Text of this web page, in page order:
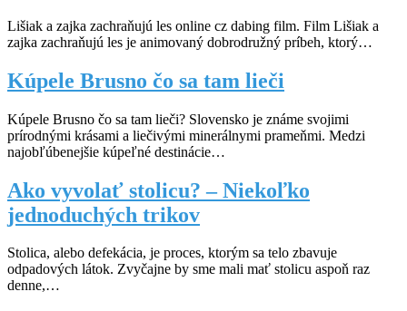
Lišiak a zajka zachraňujú les online cz dabing film. Film Lišiak a
zajka zachraňujú les je animovaný dobrodružný príbeh, ktorý…
Kúpele Brusno čo sa tam lieči
Kúpele Brusno čo sa tam lieči? Slovensko je známe svojimi
prírodnými krásami a liečivými minerálnymi prameňmi. Medzi
najobľúbenejšie kúpeľné destinácie…
Ako vyvolať stolicu? – Niekoľko
jednoduchých trikov
Stolica, alebo defekácia, je proces, ktorým sa telo zbavuje
odpadových látok. Zvyčajne by sme mali mať stolicu aspoň raz
denne,…